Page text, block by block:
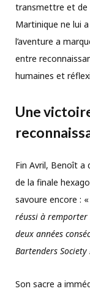
transmettre et de
Martinique ne lui
l’aventure a
entre
humaines et
Une
Fin Avril, Benoît a
de la finale
savoure encore : «
réussi à
deux années
Bartenders Society
Son sacre a